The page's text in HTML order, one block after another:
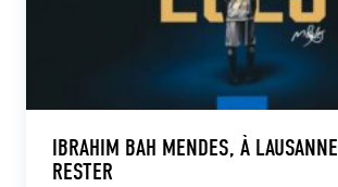
IBRAHIM BAH MENDES, À
RESTER